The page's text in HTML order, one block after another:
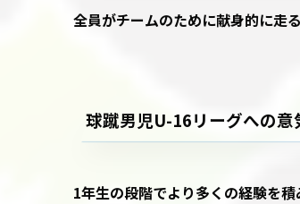
全員がチームのために献身的に走
球蹴男児U-16リーグへの意
1年生の段階でより多くの経験を積